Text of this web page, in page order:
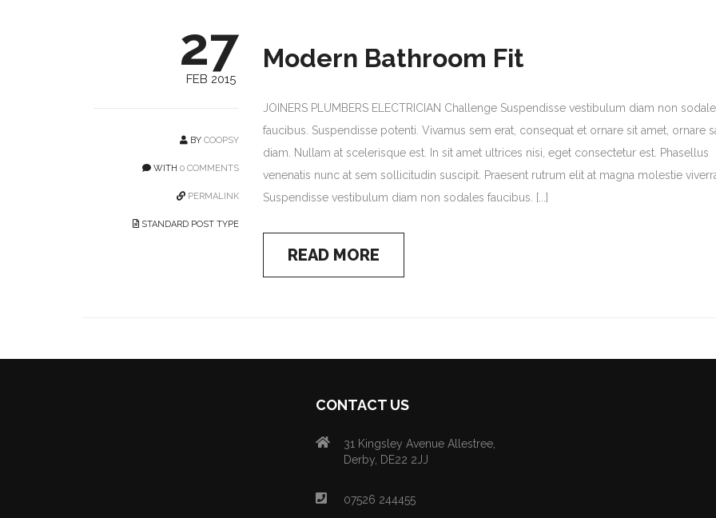
27
FEB 2015
BY COOPSY
WITH 0 COMMENTS
PERMALINK
STANDARD POST TYPE
Modern Bathroom Fit
JOINERS PLUMBERS ELECTRICIAN Challenge Suspendisse vestibulum diam non
faucibus. Suspendisse potenti. Vivamus sem erat, consequat et ornare sit amet, ornare
diam. Nullam at scelerisque est. In sit amet ultrices nisi, eget consectetur est. Phasellus
venenatis nunc at sem sollicitudin suscipit. Praesent rutrum elit at magna molestie
Suspendisse vestibulum diam non sodales faucibus. [...]
READ MORE
CONTACT US
31 Kingsley Avenue Allestree,
Derby, DE22 2JJ
07526 244455